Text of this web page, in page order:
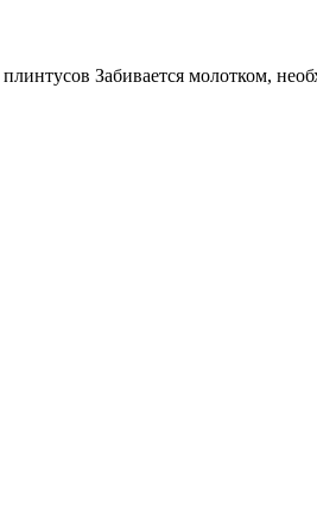
Забивается молотком,